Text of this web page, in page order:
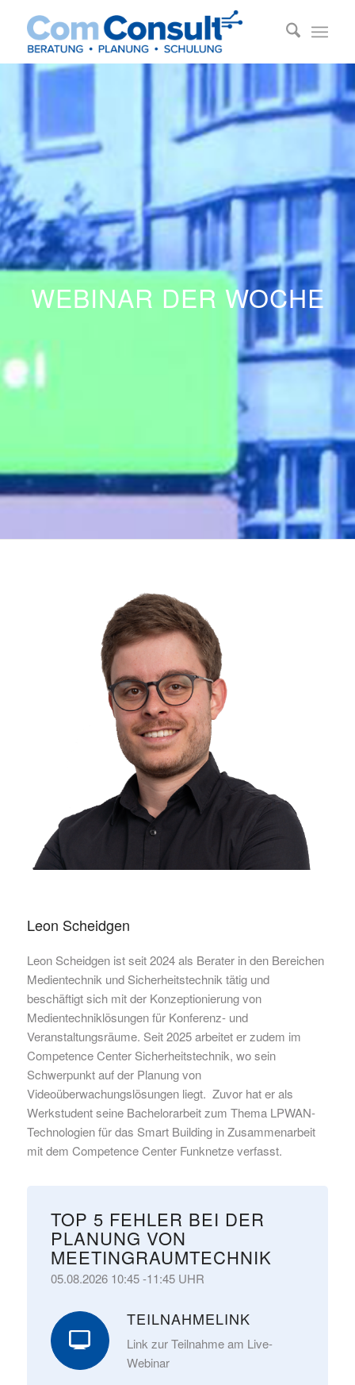
WEBINAR DER WOCHE
Leon Scheidgen
Leon Scheidgen ist seit 2024 als Berater in den Bereichen
Medientechnik und Sicherheitstechnik tätig und
beschäftigt sich mit der Konzeptionierung von
Medientechniklösungen für Konferenz- und
Veranstaltungsräume. Seit 2025 arbeitet er zudem im
Competence Center Sicherheitstechnik, wo sein
Schwerpunkt auf der Planung von
Videoüberwachungslösungen liegt. Zuvor hat er als
Werkstudent seine Bachelorarbeit zum Thema LPWAN-
Technologien für das Smart Building in Zusammenarbeit
mit dem Competence Center Funknetze verfasst.
TOP 5 FEHLER BEI DER
PLANUNG VON
MEETINGRAUMTECHNIK
05.08.2026 10:45 -11:45 UHR
TEILNAHMELINK
Link zur Teilnahme am Live-
Webinar